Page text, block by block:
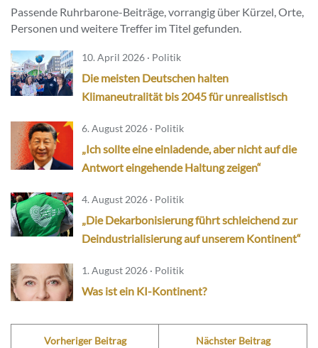
Passende Ruhrbarone-Beiträge, vorrangig über Kürzel, Orte,
Personen und weitere Treffer im Titel gefunden.
10. April 2026 · Politik
Die meisten Deutschen halten
Klimaneutralität bis 2045 für unrealistisch
6. August 2026 · Politik
„Ich sollte eine einladende, aber nicht auf die
Antwort eingehende Haltung zeigen“
4. August 2026 · Politik
„Die Dekarbonisierung führt schleichend zur
Deindustrialisierung auf unserem Kontinent“
1. August 2026 · Politik
Was ist ein KI-Kontinent?
Vorheriger Beitrag Nächster Beitrag